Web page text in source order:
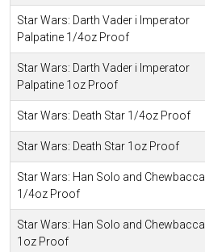
Star Wars: Darth Vader i Imperator
Palpatine 1/4oz Proof
Star Wars: Darth Vader i Imperator
Palpatine 1oz Proof
Star Wars: Death Star 1/4oz Proof
Star Wars: Death Star 1oz Proof
Star Wars: Han Solo and Chewbacca
1/4oz Proof
Star Wars: Han Solo and Chewbacca
1oz Proof